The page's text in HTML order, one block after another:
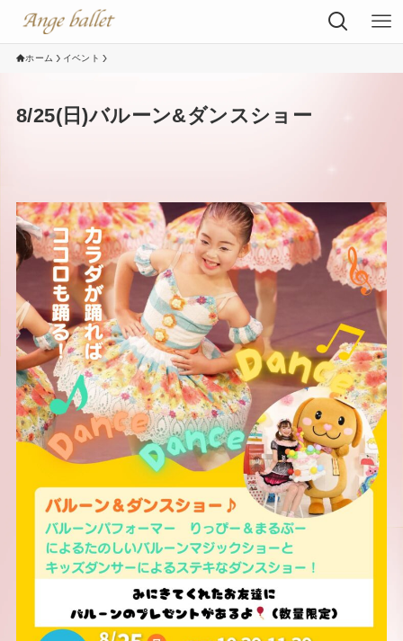
ホーム イベント
8/25(日)バルーン&ダンスショー